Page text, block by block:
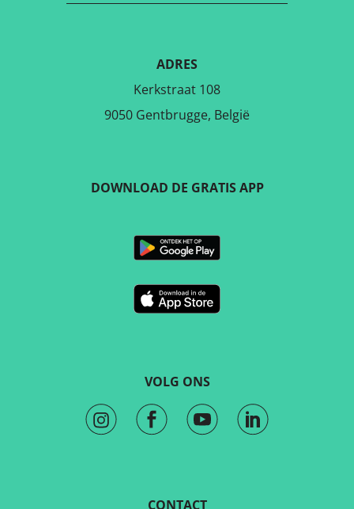
ADRES
Kerkstraat 108
9050 Gentbrugge, België
VOLG ONS
DOWNLOAD DE GRATIS APP
CONTACT